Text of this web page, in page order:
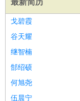
最新简历
戈碧霞
谷天耀
继智楠
郜绍硕
何旭尧
伍晨宁